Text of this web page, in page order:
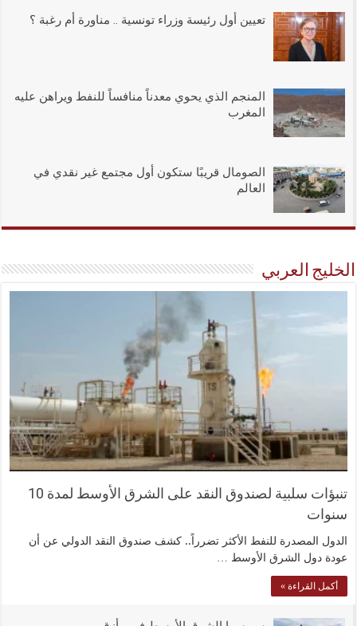
تعيين أول رئيسة وزراء تونسية .. مناورة أم رغبة ؟
المنجم الذي يحوي معدناً منافساً للنفط ويراهن عليه
المغرب
الصومال قريبًا ستكون أول مجتمع غير نقدي في
العالم
الخليج العربي
تنبؤات سلبية لصندوق النقد على الشرق الأوسط لمدة 10
سنوات
الدول المصدرة للنفط الأكثر تضرراً.. كشف صندوق النقد الدولي عن أن
عودة دول الشرق الأوسط …
أكمل القراءة »